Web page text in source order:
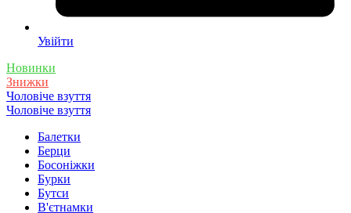
Увійти
Новинки
Знижки
Чоловіче взуття
Чоловіче взуття
Балетки
Берци
Босоніжки
Бурки
Бутси
В'єтнамки